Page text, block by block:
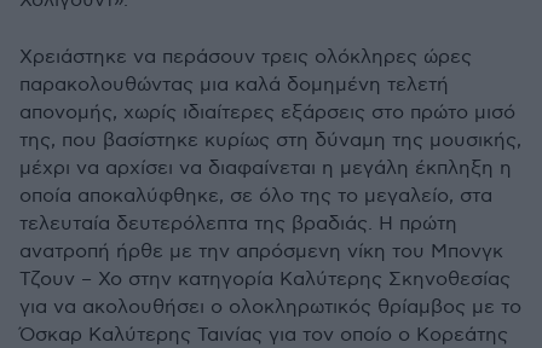
Χρειάστηκε να περάσουν τρεις ολόκληρες ώρες
παρακολουθώντας μια καλά δομημένη τελετή
απονομής, χωρίς ιδιαίτερες εξάρσεις στο πρώτο μισό
της, που βασίστηκε κυρίως στη δύναμη της μουσικής,
μέχρι να αρχίσει να διαφαίνεται η μεγάλη έκπληξη η
οποία αποκαλύφθηκε, σε όλο της το μεγαλείο, στα
τελευταία δευτερόλεπτα της βραδιάς. Η πρώτη
ανατροπή ήρθε με την απρόσμενη νίκη του Μπονγκ
Τζουν – Χο στην κατηγορία Καλύτερης Σκηνοθεσίας
για να ακολουθήσει ο ολοκληρωτικός θρίαμβος με το
Όσκαρ Καλύτερης Ταινίας για τον οποίο ο Κορεάτης